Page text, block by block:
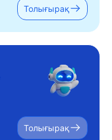
Толығырақ
Толығырақ